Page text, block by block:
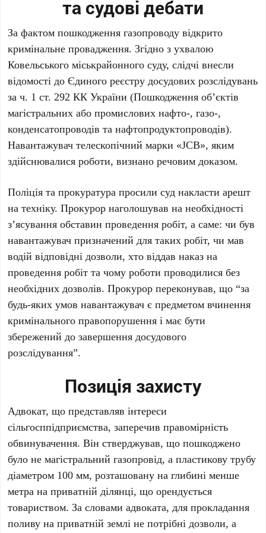
та судові дебати
За фактом пошкодження газопроводу відкрито
кримінальне провадження. Згідно з ухвалою
Ковельського міськрайонного суду, слідчі внесли
відомості до Єдиного реєстру досудових розслідувань
за ч. 1 ст. 292 КК України (Пошкодження об’єктів
магістральних або промислових нафто-, газо-,
конденсатопроводів та нафтопродуктопроводів).
Навантажувач телескопічний марки «JCB», яким
здійснювалися роботи, визнано речовим доказом.
Поліція та прокуратура просили суд накласти арешт
на техніку. Прокурор наголошував на необхідності
з’ясування обставин проведення робіт, а саме: чи був
навантажувач призначений для таких робіт, чи мав
водій відповідні дозволи, хто віддав наказ на
проведення робіт та чому роботи проводилися без
необхідних дозволів. Прокурор переконував, що “за
будь-яких умов навантажувач є предметом вчинення
кримінального правопорушення і має бути
збережений до завершення досудового
розслідування”.
Позиція захисту
Адвокат, що представляв інтереси
сільгосппідприємства, заперечив правомірність
обвинувачення. Він стверджував, що пошкоджено
було не магістральний газопровід, а пластикову трубу
діаметром 100 мм, розташовану на глибині менше
метра на приватній ділянці, що орендується
товариством. За словами адвоката, для прокладання
поливу на приватній землі не потрібні дозволи, а